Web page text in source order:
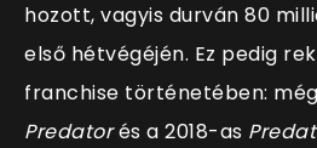
hozott, vagyis durván 80
első hétvégéjén. Ez pedig
franchise történetében:
Predatorés a 2018-as